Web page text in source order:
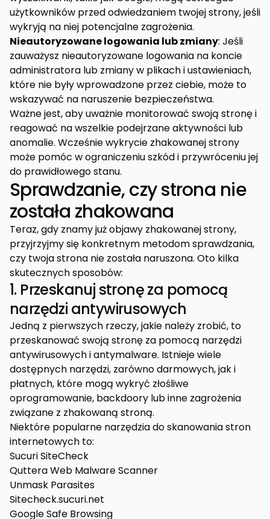
użytkowników przed odwiedzaniem twojej strony, jeśli
wykryją na niej potencjalne zagrożenia.
Nieautoryzowane logowania lub zmiany: Jeśli
zauważysz nieautoryzowane logowania na koncie
administratora lub zmiany w plikach i ustawieniach,
które nie były wprowadzone przez ciebie, może to
wskazywać na naruszenie bezpieczeństwa.
Ważne jest, aby uważnie monitorować swoją stronę i
reagować na wszelkie podejrzane aktywności lub
anomalie. Wcześnie wykrycie zhakowanej strony
może pomóc w ograniczeniu szkód i przywróceniu jej
do prawidłowego stanu.
Sprawdzanie, czy strona nie
została zhakowana
Teraz, gdy znamy już objawy zhakowanej strony,
przyjrzyjmy się konkretnym metodom sprawdzania,
czy twoja strona nie została naruszona. Oto kilka
skutecznych sposobów:
1. Przeskanuj stronę za pomocą
narzędzi antywirusowych
Jedną z pierwszych rzeczy, jakie należy zrobić, to
przeskanować swoją stronę za pomocą narzędzi
antywirusowych i antymalware. Istnieje wiele
dostępnych narzędzi, zarówno darmowych, jak i
płatnych, które mogą wykryć złośliwe
oprogramowanie, backdoory lub inne zagrożenia
związane z zhakowaną stroną.
Niektóre popularne narzędzia do skanowania stron
internetowych to:
Sucuri SiteCheck
Quttera Web Malware Scanner
Unmask Parasites
Sitecheck.sucuri.net
Google Safe Browsing